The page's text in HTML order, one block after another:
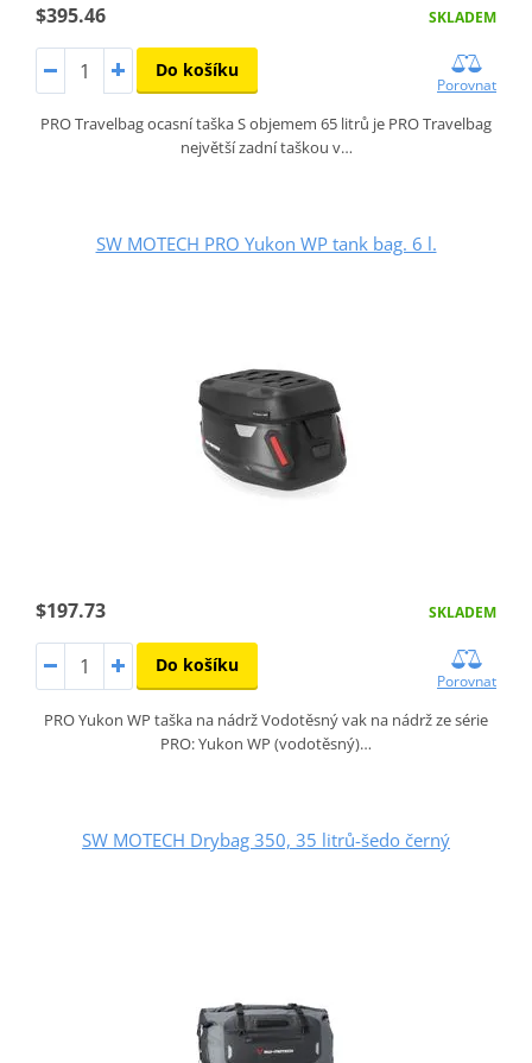
$395.46 SKLADEM
Do košíku
Porovnat
PRO Travelbag ocasní taška S objemem 65 litrů je PRO Travelbag
největší zadní taškou v…
SW MOTECH PRO Yukon WP tank bag. 6 l.
$197.73 SKLADEM
Do košíku
Porovnat
PRO Yukon WP taška na nádrž Vodotěsný vak na nádrž ze série
PRO: Yukon WP (vodotěsný)…
SW MOTECH Drybag 350, 35 litrů-šedo černý